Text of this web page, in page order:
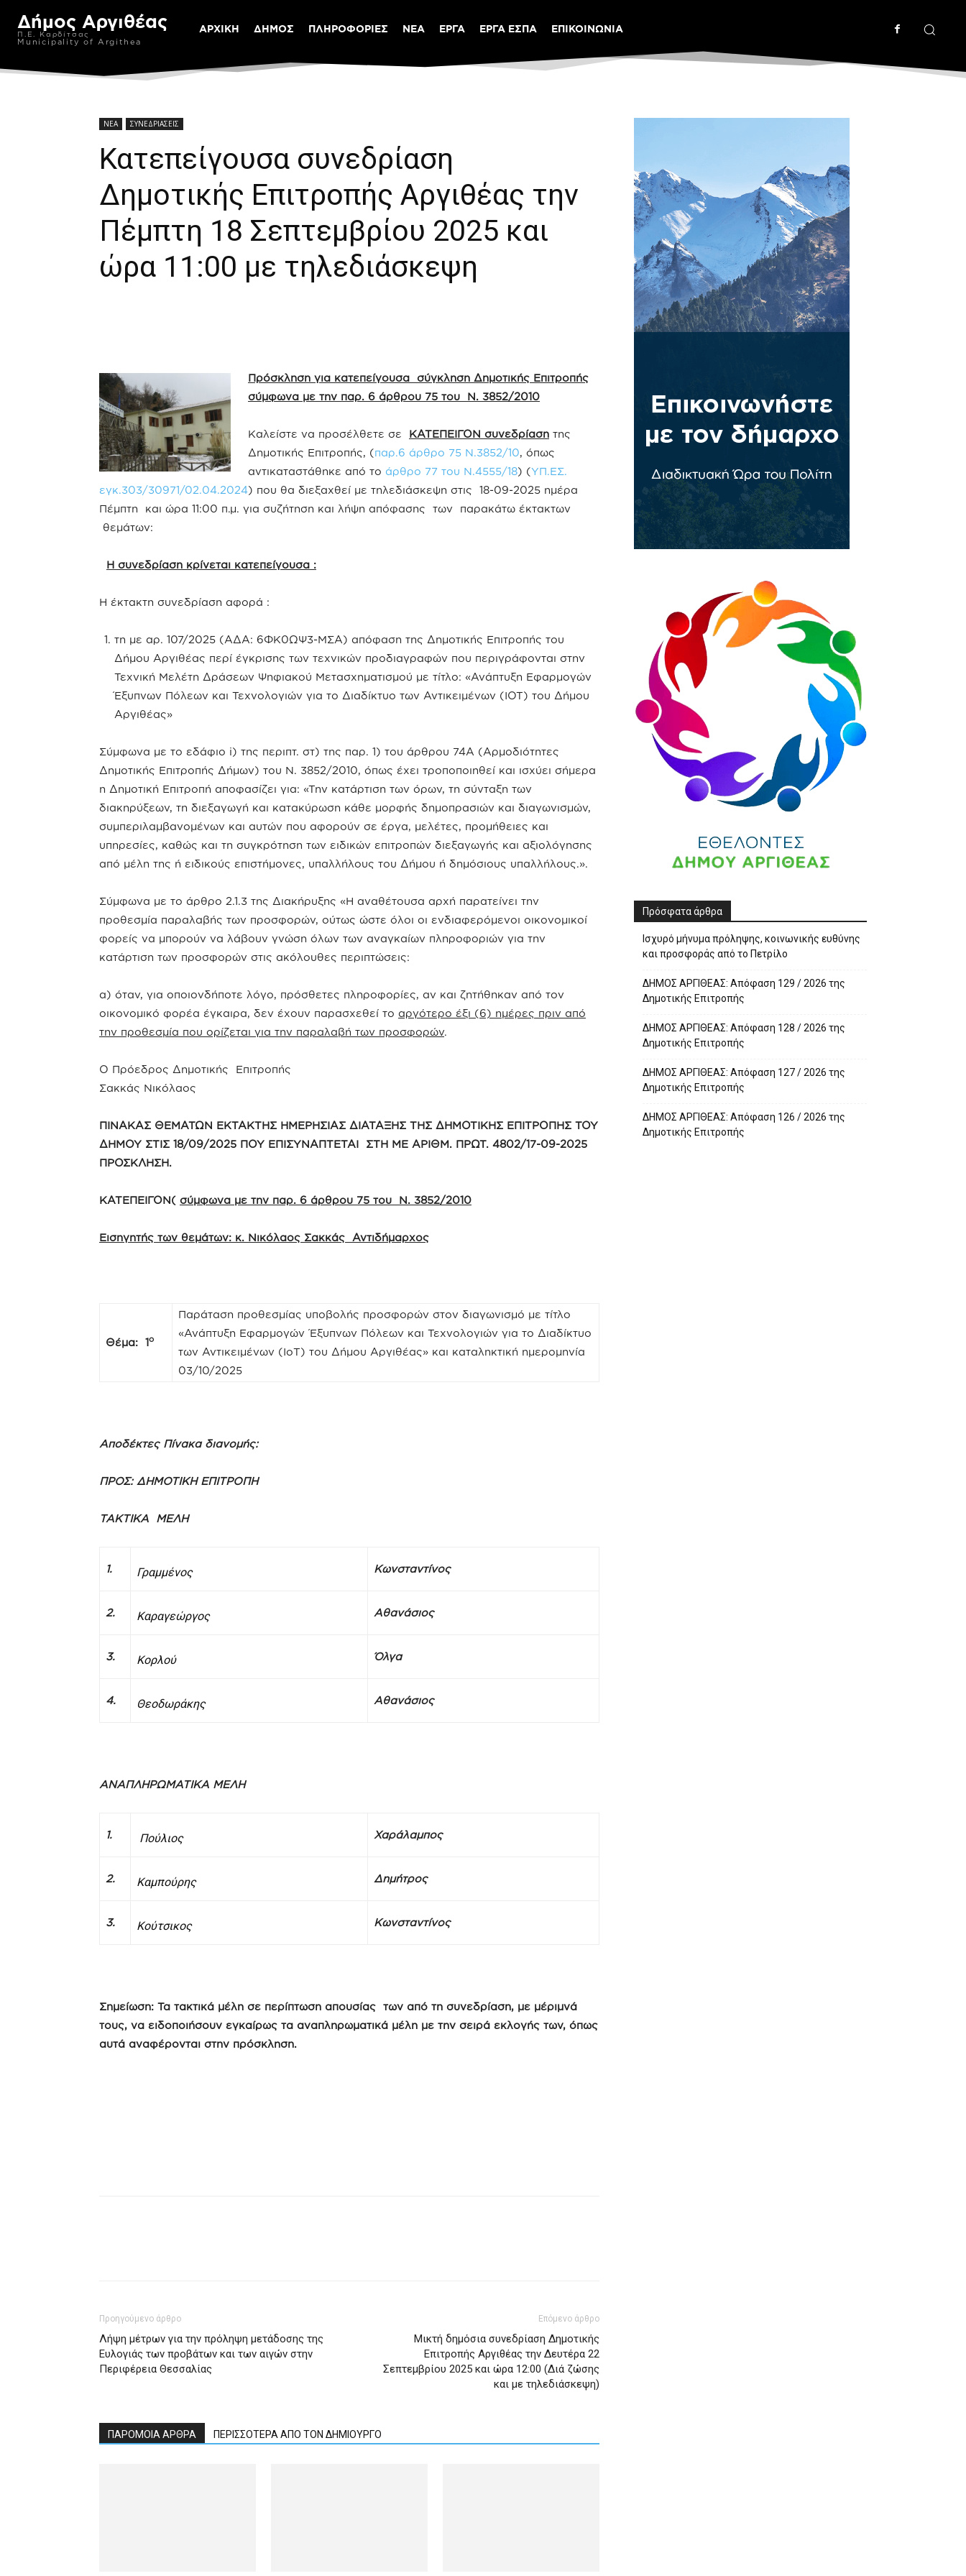
Δήμος Αργιθέας
Π.Ε. Καρδίτσας
Municipality of Argithea
ΑΡΧΙΚΗ ΔΗΜΟΣ ΠΛΗΡΟΦΟΡΙΕΣ ΝΕΑ ΕΡΓΑ ΕΡΓΑ ΕΣΠΑ ΕΠΙΚΟΙΝΩΝΙΑ
ΝΕΑ ΣΥΝΕΔΡΙΑΣΕΙΣ
Κατεπείγουσα συνεδρίαση
Δημοτικής Επιτροπής Αργιθέας την
Πέμπτη 18 Σεπτεμβρίου 2025 και
ώρα 11:00 με τηλεδιάσκεψη
Πρόσκληση για κατεπείγουσα σύγκληση Δημοτικής Επιτροπής
σύμφωνα με την παρ. 6 άρθρου 75 του Ν. 3852/2010
Καλείστε να προσέλθετε σε ΚΑΤΕΠΕΙΓΟΝ συνεδρίαση της
Δημοτικής Επιτροπής, (παρ.6 άρθρο 75 Ν.3852/10, όπως
αντικαταστάθηκε από το άρθρο 77 του Ν.4555/18) (ΥΠ.ΕΣ.
εγκ.303/30971/02.04.2024) που θα διεξαχθεί με τηλεδιάσκεψη στις 18-09-2025 ημέρα
Πέμπτη και ώρα 11:00 π.μ. για συζήτηση και λήψη απόφασης των παρακάτω έκτακτων
θεμάτων:
Η συνεδρίαση κρίνεται κατεπείγουσα :
Η έκτακτη συνεδρίαση αφορά :
τη με αρ. 107/2025 (ΑΔΑ: 6ΦΚ0ΩΨ3-ΜΣΑ) απόφαση της Δημοτικής Επιτροπής του
Δήμου Αργιθέας περί έγκρισης των τεχνικών προδιαγραφών που περιγράφονται στην
Τεχνική Μελέτη Δράσεων Ψηφιακού Μετασχηματισμού με τίτλο: «Ανάπτυξη Εφαρμογών
Έξυπνων Πόλεων και Τεχνολογιών για το Διαδίκτυο των Αντικειμένων (ΙΟΤ) του Δήμου
Αργιθέας»
Σύμφωνα με το εδάφιο i) της περιπτ. στ) της παρ. 1) του άρθρου 74Α (Αρμοδιότητες
Δημοτικής Επιτροπής Δήμων) του Ν. 3852/2010, όπως έχει τροποποιηθεί και ισχύει σήμερα
η Δημοτική Επιτροπή αποφασίζει για: «Την κατάρτιση των όρων, τη σύνταξη των
διακηρύξεων, τη διεξαγωγή και κατακύρωση κάθε μορφής δημοπρασιών και διαγωνισμών,
συμπεριλαμβανομένων και αυτών που αφορούν σε έργα, μελέτες, προμήθειες και
υπηρεσίες, καθώς και τη συγκρότηση των ειδικών επιτροπών διεξαγωγής και αξιολόγησης
από μέλη της ή ειδικούς επιστήμονες, υπαλλήλους του Δήμου ή δημόσιους υπαλλήλους.».
Σύμφωνα με το άρθρο 2.1.3 της Διακήρυξης «Η αναθέτουσα αρχή παρατείνει την
προθεσμία παραλαβής των προσφορών, ούτως ώστε όλοι οι ενδιαφερόμενοι οικονομικοί
φορείς να μπορούν να λάβουν γνώση όλων των αναγκαίων πληροφοριών για την
κατάρτιση των προσφορών στις ακόλουθες περιπτώσεις:
α) όταν, για οποιονδήποτε λόγο, πρόσθετες πληροφορίες, αν και ζητήθηκαν από τον
οικονομικό φορέα έγκαιρα, δεν έχουν παρασχεθεί το αργότερο έξι (6) ημέρες πριν από
την προθεσμία που ορίζεται για την παραλαβή των προσφορών.
Ο Πρόεδρος Δημοτικής Επιτροπής
Σακκάς Νικόλαος
ΠΙΝΑΚΑΣ ΘΕΜΑΤΩΝ ΕΚΤΑΚΤΗΣ ΗΜΕΡΗΣΙΑΣ ΔΙΑΤΑΞΗΣ ΤΗΣ ΔΗΜΟΤΙΚΗΣ ΕΠΙΤΡΟΠΗΣ ΤΟΥ
ΔΗΜΟΥ ΣΤΙΣ 18/09/2025 ΠΟΥ ΕΠΙΣΥΝΑΠΤΕΤΑΙ ΣΤΗ ΜΕ ΑΡΙΘΜ. ΠΡΩΤ. 4802/17-09-2025
ΠΡΟΣΚΛΗΣΗ.
ΚΑΤΕΠΕΙΓΟΝ( σύμφωνα με την παρ. 6 άρθρου 75 του Ν. 3852/2010
Εισηγητής των θεμάτων: κ. Νικόλαος Σακκάς Αντιδήμαρχος
Θέμα: 1ο
Παράταση προθεσμίας υποβολής προσφορών στον διαγωνισμό με τίτλο
«Ανάπτυξη Εφαρμογών Έξυπνων Πόλεων και Τεχνολογιών για το Διαδίκτυο
των Αντικειμένων (ΙοΤ) του Δήμου Αργιθέας» και καταληκτική ημερομηνία
03/10/2025
Αποδέκτες Πίνακα διανομής:
ΠΡΟΣ: ΔΗΜΟΤΙΚΗ ΕΠΙΤΡΟΠΗ
ΤΑΚΤΙΚΑ ΜΕΛΗ
1. Γραμμένος Κωνσταντίνος
2. Καραγεώργος Αθανάσιος
3. Κορλού Όλγα
4. Θεοδωράκης Αθανάσιος
ΑΝΑΠΛΗΡΩΜΑΤΙΚΑ ΜΕΛΗ
1. Πούλιος Χαράλαμπος
2. Καμπούρης Δημήτρος
3. Κούτσικος Κωνσταντίνος
Σημείωση: Τα τακτικά μέλη σε περίπτωση απουσίας των από τη συνεδρίαση, με μέριμνά
τους, να ειδοποιήσουν εγκαίρως τα αναπληρωματικά μέλη με την σειρά εκλογής των, όπως
αυτά αναφέρονται στην πρόσκληση.
Προηγούμενο άρθρο
Λήψη μέτρων για την πρόληψη μετάδοσης της
Ευλογιάς των προβάτων και των αιγών στην
Περιφέρεια Θεσσαλίας
Επόμενο άρθρο
Μικτή δημόσια συνεδρίαση Δημοτικής
Επιτροπής Αργιθέας την Δευτέρα 22
Σεπτεμβρίου 2025 και ώρα 12:00 (Διά ζώσης
και με τηλεδιάσκεψη)
ΠΑΡΟΜΟΙΑ ΑΡΘΡΑ ΠΕΡΙΣΣΟΤΕΡΑ ΑΠΟ ΤΟΝ ΔΗΜΙΟΥΡΓΟ
Πρόσφατα άρθρα
Ισχυρό μήνυμα πρόληψης, κοινωνικής ευθύνης
και προσφοράς από το Πετρίλο
ΔΗΜΟΣ ΑΡΓΙΘΕΑΣ: Απόφαση 129 / 2026 της
Δημοτικής Επιτροπής
ΔΗΜΟΣ ΑΡΓΙΘΕΑΣ: Απόφαση 128 / 2026 της
Δημοτικής Επιτροπής
ΔΗΜΟΣ ΑΡΓΙΘΕΑΣ: Απόφαση 127 / 2026 της
Δημοτικής Επιτροπής
ΔΗΜΟΣ ΑΡΓΙΘΕΑΣ: Απόφαση 126 / 2026 της
Δημοτικής Επιτροπής